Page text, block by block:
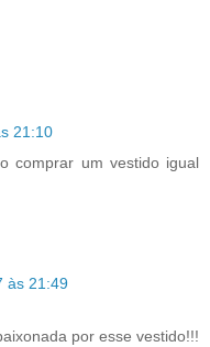
21:10
comprar um vestido igual
às 21:49
por esse vestido!!!